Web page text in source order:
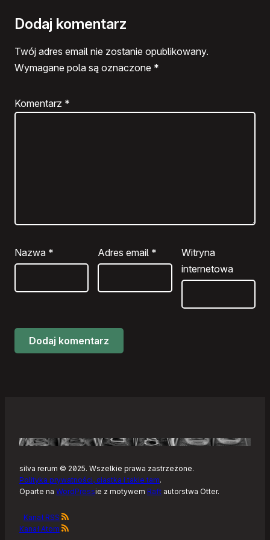
Dodaj komentarz
Twój adres email nie zostanie opublikowany.
Wymagane pola są oznaczone *
Komentarz *
Nazwa * Adres email *
Witryna
internetowa
silva rerum © 2025. Wszelkie prawa zastrzeżone.
Polityka prywatności, ciastka i takie tam.
Oparte na WordPressie z motywem Raft autorstwa Otter.
Kanał RSS
Kanał Atom